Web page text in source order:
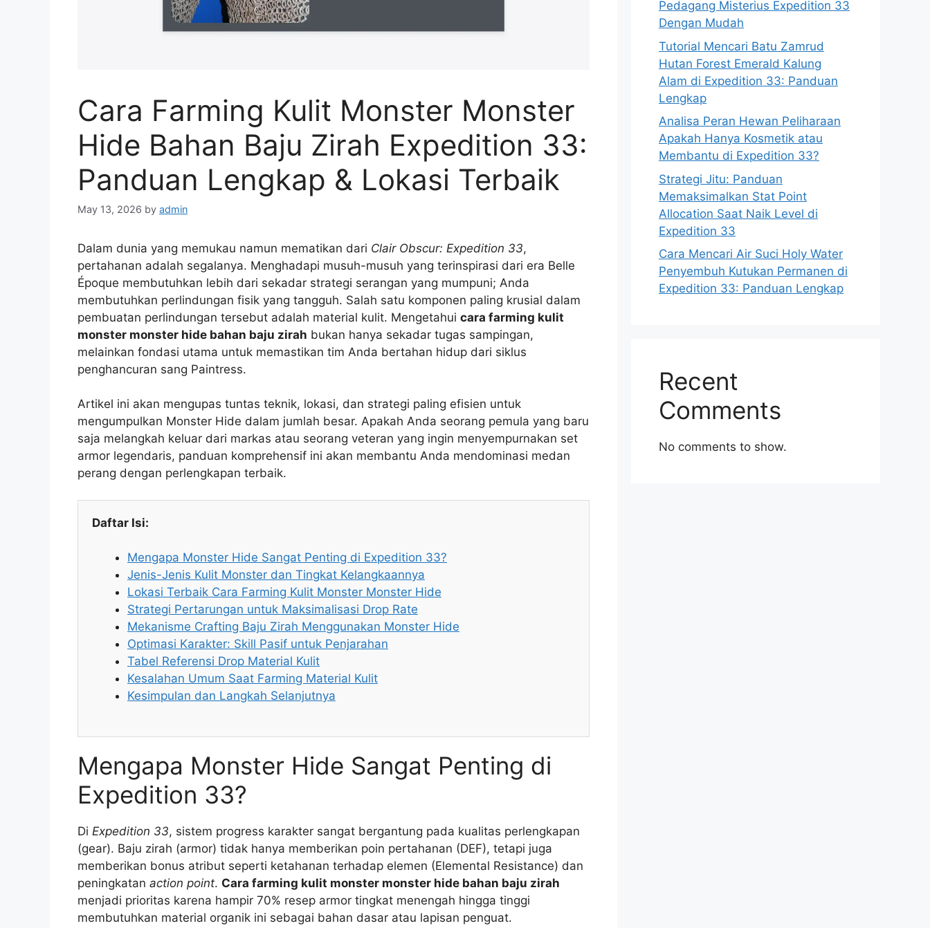
Cara Farming Kulit Monster Monster
Hide Bahan Baju Zirah Expedition 33:
Panduan Lengkap & Lokasi Terbaik
May 13, 2026 by admin
Dalam dunia yang memukau namun mematikan dari Clair Obscur: Expedition 33,
pertahanan adalah segalanya. Menghadapi musuh-musuh yang terinspirasi dari era Belle
Époque membutuhkan lebih dari sekadar strategi serangan yang mumpuni; Anda
membutuhkan perlindungan fisik yang tangguh. Salah satu komponen paling krusial dalam
pembuatan perlindungan tersebut adalah material kulit. Mengetahui cara farming kulit
monster monster hide bahan baju zirah bukan hanya sekadar tugas sampingan,
melainkan fondasi utama untuk memastikan tim Anda bertahan hidup dari siklus
penghancuran sang Paintress.
Artikel ini akan mengupas tuntas teknik, lokasi, dan strategi paling efisien untuk
mengumpulkan Monster Hide dalam jumlah besar. Apakah Anda seorang pemula yang baru
saja melangkah keluar dari markas atau seorang veteran yang ingin menyempurnakan set
armor legendaris, panduan komprehensif ini akan membantu Anda mendominasi medan
perang dengan perlengkapan terbaik.
Daftar Isi:
Mengapa Monster Hide Sangat Penting di Expedition 33?
Jenis-Jenis Kulit Monster dan Tingkat Kelangkaannya
Lokasi Terbaik Cara Farming Kulit Monster Monster Hide
Strategi Pertarungan untuk Maksimalisasi Drop Rate
Mekanisme Crafting Baju Zirah Menggunakan Monster Hide
Optimasi Karakter: Skill Pasif untuk Penjarahan
Tabel Referensi Drop Material Kulit
Kesalahan Umum Saat Farming Material Kulit
Kesimpulan dan Langkah Selanjutnya
Mengapa Monster Hide Sangat Penting di
Expedition 33?
Di Expedition 33, sistem progress karakter sangat bergantung pada kualitas perlengkapan
(gear). Baju zirah (armor) tidak hanya memberikan poin pertahanan (DEF), tetapi juga
memberikan bonus atribut seperti ketahanan terhadap elemen (Elemental Resistance) dan
peningkatan action point. Cara farming kulit monster monster hide bahan baju zirah
menjadi prioritas karena hampir 70% resep armor tingkat menengah hingga tinggi
membutuhkan material organik ini sebagai bahan dasar atau lapisan penguat.
Pedagang Misterius Expedition 33
Dengan Mudah
Tutorial Mencari Batu Zamrud
Hutan Forest Emerald Kalung
Alam di Expedition 33: Panduan
Lengkap
Analisa Peran Hewan Peliharaan
Apakah Hanya Kosmetik atau
Membantu di Expedition 33?
Strategi Jitu: Panduan
Memaksimalkan Stat Point
Allocation Saat Naik Level di
Expedition 33
Cara Mencari Air Suci Holy Water
Penyembuh Kutukan Permanen di
Expedition 33: Panduan Lengkap
Recent
Comments
No comments to show.